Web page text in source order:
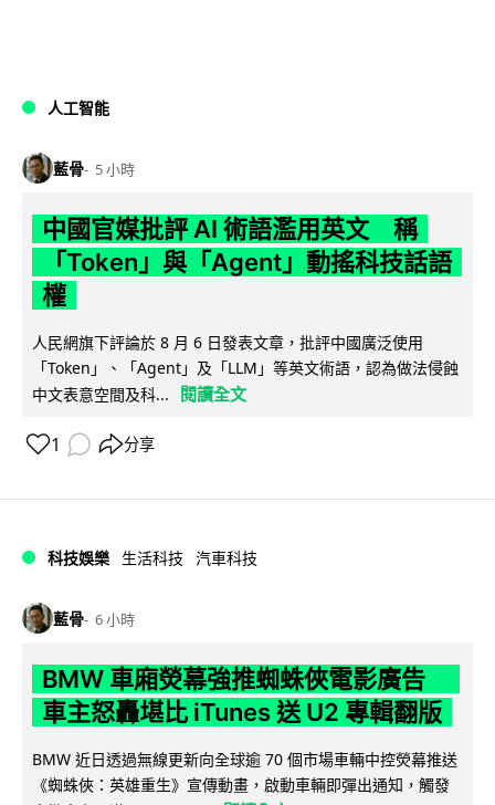
人工智能
藍骨 5 小時
中國官媒批評 AI 術語濫用英文 稱
「Token」與「Agent」動搖科技話語
權
人民網旗下評論於 8 月 6 日發表文章，批評中國廣泛使用
「Token」、「Agent」及「LLM」等英文術語，認為做法侵蝕
中文表意空間及科...
閱讀全文
1 分享
科技娛樂 生活科技 汽車科技
藍骨 6 小時
BMW 車廂熒幕強推蜘蛛俠電影廣告
車主怒轟堪比 iTunes 送 U2 專輯翻版
BMW 近日透過無線更新向全球逾 70 個市場車輛中控熒幕推送
《蜘蛛俠：英雄重生》宣傳動畫，啟動車輛即彈出通知，觸發